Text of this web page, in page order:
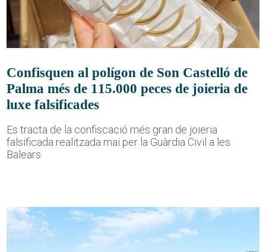
Confisquen al polígon de Son Castelló de
Palma més de 115.000 peces de joieria de
luxe falsificades
Es tracta de la confiscació més gran de joieria
falsificada realitzada mai per la Guàrdia Civil a les
Balears